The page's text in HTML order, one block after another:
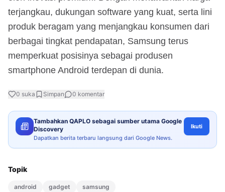
terjangkau, dukungan software yang kuat, serta lini
produk beragam yang menjangkau konsumen dari
berbagai tingkat pendapatan, Samsung terus
memperkuat posisinya sebagai produsen
smartphone Android terdepan di dunia.
0 suka Simpan 0 komentar
Tambahkan QAPLO sebagai sumber utama Google
Discovery
Dapatkan berita terbaru langsung dari Google News.
Ikuti
Topik
android gadget samsung